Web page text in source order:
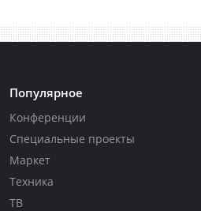
Популярное
Конференции
Специальные проекты
Маркет
Техника
ТВ